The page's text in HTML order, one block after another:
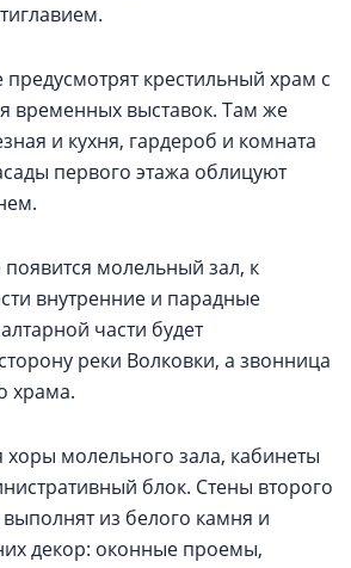
крестильный храм с
временных выставок. Там же
и кухня, гардероб и комната
первого этажа облицуют
молельный зал, к
внутренние и парадные
части будет
реки Волковки, а звонница
храма.
хоры молельного зала, кабинеты
блок. Стены второго
выполнят из белого камня и
декор: оконные проемы,